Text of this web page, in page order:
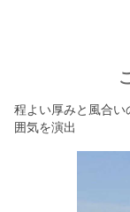
程よい厚みと風合
囲気を演出